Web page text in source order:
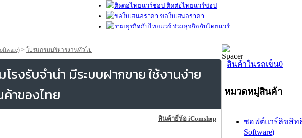
ติดต่อไทยแวร์ชอป
ขอใบเสนอราคา
ร่วมธุรกิจกับไทยแวร์
> โปรแกรมบริหารงานทั่วไป
รงรับจำนำ มีระบบฝากขาย ใช้งานง่าย
สินค้ายี่ห้อ iComshop
สินค้าในรถเข็น0
หมวดหมู่สินค้า
ซอฟต์แวร์ลิขสิทธิ์
Software)